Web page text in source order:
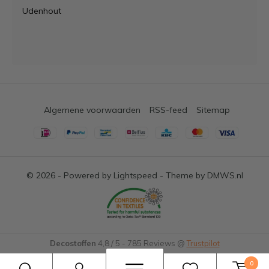
0
Udenhout
© 2026 - Powered by Lightspeed - Theme by DMWS.nl
Algemene voorwaarden RSS-feed Sitemap
Decostoffen 4,8/ 5 - 785 Reviews @ Trustpilot